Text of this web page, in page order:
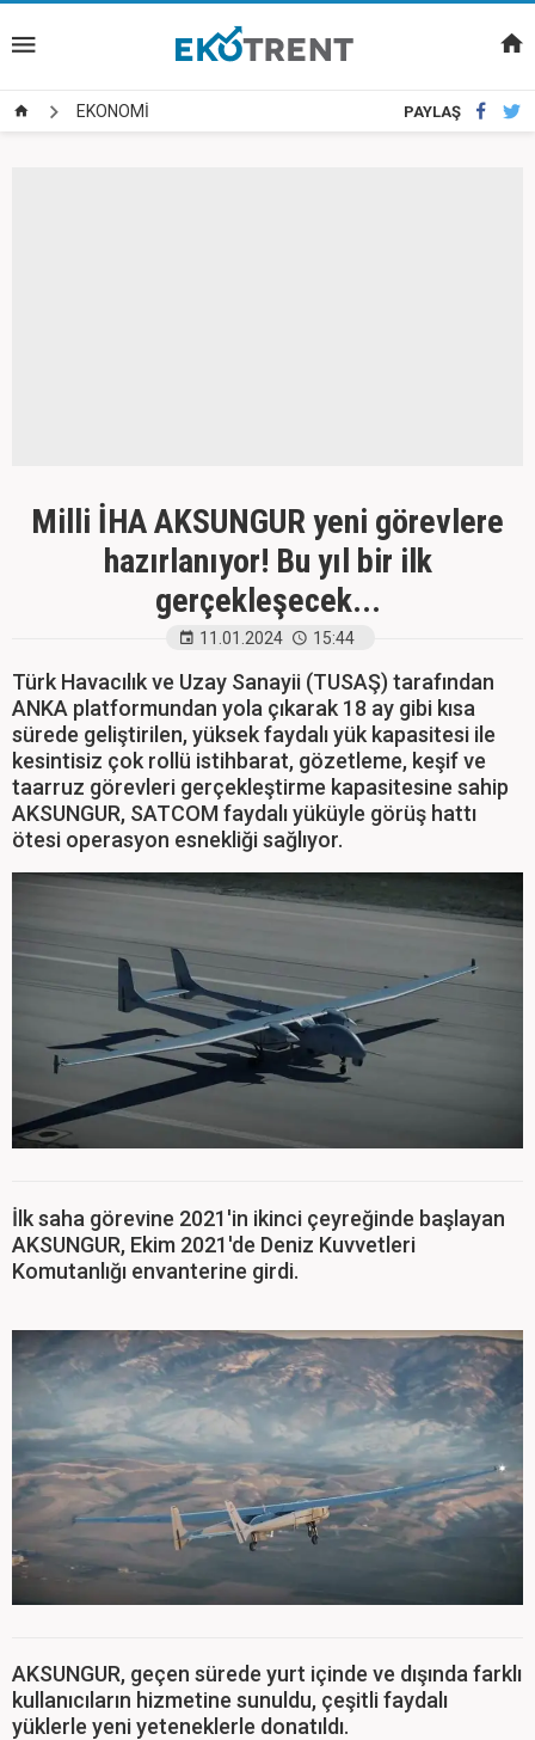
EKONOMİ PAYLAŞ
Milli İHA AKSUNGUR yeni görevlere
hazırlanıyor! Bu yıl bir ilk
gerçekleşecek...
11.01.2024 15:44
Türk Havacılık ve Uzay Sanayii (TUSAŞ) tarafından
ANKA platformundan yola çıkarak 18 ay gibi kısa
sürede geliştirilen, yüksek faydalı yük kapasitesi ile
kesintisiz çok rollü istihbarat, gözetleme, keşif ve
taarruz görevleri gerçekleştirme kapasitesine sahip
AKSUNGUR, SATCOM faydalı yüküyle görüş hattı
ötesi operasyon esnekliği sağlıyor.
İlk saha görevine 2021'in ikinci çeyreğinde başlayan
AKSUNGUR, Ekim 2021'de Deniz Kuvvetleri
Komutanlığı envanterine girdi.
AKSUNGUR, geçen sürede yurt içinde ve dışında farklı
kullanıcıların hizmetine sunuldu, çeşitli faydalı
yüklerle yeni yeteneklerle donatıldı.